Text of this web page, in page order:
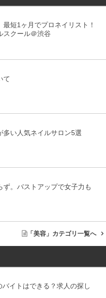
ケア、体内の水分不足、
原因で発生していること
内から水分が不足してい
原因です。化粧水がしっか
のあとに乳液など油分が与
考えられます。それだけ
最短1ヶ月でプロネイリスト！
スクール＠渋谷
て
多い人気ネイルサロン5選
ず。バストアップで女子力も
「美容」カテゴリ一覧へ
イトはできる？求人の探し